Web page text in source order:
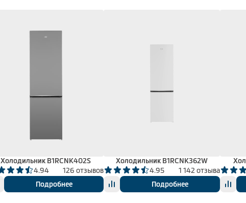
Холодильник B1RCNK402S
4.94
126 отзывов
Подробнее
Холодильник B1RCNK362W
4.95
1 142 отзыва
Подробнее